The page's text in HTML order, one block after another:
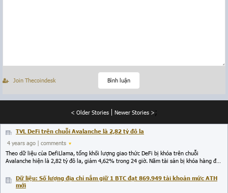
Join Thecoindesk Bình luận
< Older Stories Newer Stories > ;
TVL DeFi trên chuỗi Avalanche là 2,82 tỷ đô la
4 years ago | comments
Theo dữ liệu của DefiLlama, tổng khối lượng giao thức DeFi bị khóa trên chuỗi
Avalanche hiện là 2,82 tỷ đô la, giảm 4,62% trong 24 giờ. Năm tài sản bị khóa hàng đầu
Benqi (QI) (194 triệu USD) và Curv (153 triệu USD).
Dữ liệu: Số lượng địa chỉ nắm giữ 1 BTC đạt 869.949 tài khoản mức ATH
mới